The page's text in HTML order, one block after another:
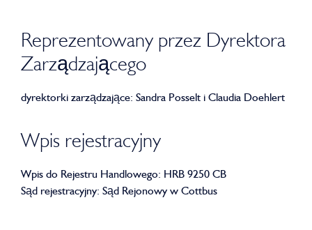
Reprezentowany przez Dyrektora
Zarządzającego
dyrektorki zarządzające: Sandra Posselt i Claudia Doehlert
Wpis rejestracyjny
Wpis do Rejestru Handlowego: HRB 9250 CB
Sąd rejestracyjny: Sąd Rejonowy w Cottbus